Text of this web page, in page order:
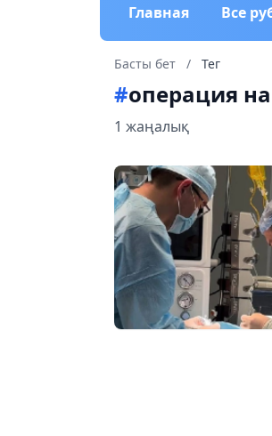
Главная Все
Басты бет / Тег
#операция
1 жаңалық